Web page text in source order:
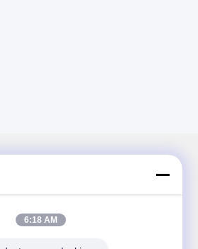
voor kortingen en meer.
6:18 AM